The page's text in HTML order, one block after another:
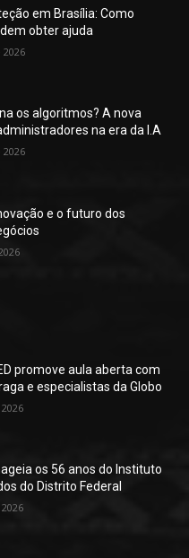
em Brasília: Como
obter ajuda
os algoritmos? A nova
na era da I.A
e o futuro dos
promove aula aberta com
e especialistas da Globo
os 56 anos do Instituto
do Distrito Federal